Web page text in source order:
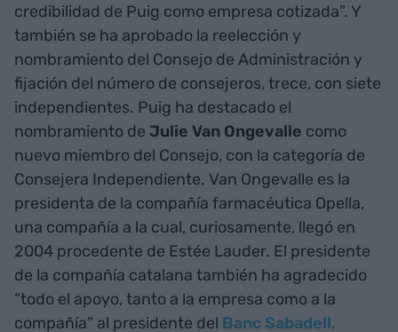
credibilidad de Puig como empresa cotizada”. Y
también se ha aprobado la reelección y
nombramiento del Consejo de Administración y
fijación del número de consejeros, trece, con siete
independientes. Puig ha destacado el
nombramiento de Julie Van Ongevalle como
nuevo miembro del Consejo, con la categoría de
Consejera Independiente. Van Ongevalle es la
presidenta de la compañía farmacéutica Opella,
una compañía a la cual, curiosamente, llegó en
2004 procedente de Estée Lauder. El presidente
de la compañía catalana también ha agradecido
“todo el apoyo, tanto a la empresa como a la
compañía” al presidente del Banc Sabadell,